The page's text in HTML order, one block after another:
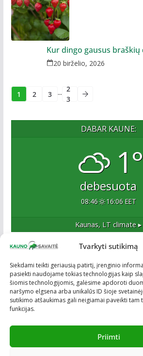
Tvarkyti sutikimą
Siekdami teikti geriausią patirtį, įrenginio
pasiekti naudojame tokias technologijas kaip
šiomis technologijomis, galėsime apdoroti
naršymo elgsena arba unikalūs ID šioje
sutikimo atšaukimas gali neigiamai paveikti tam
funkcijas.
Priimti
Kur dingo gausus braškių
20 birželio, 2026
1 2 3 ... 2
3
DABAR KAUNE:
1°
debesuota
08:46 16:06 EET
Kaunas, LT climate ▸
Esame naujas Kaune, tačiau
kolektyvas. Ne naujokai
žengiame tvirtai įsitikinę savo